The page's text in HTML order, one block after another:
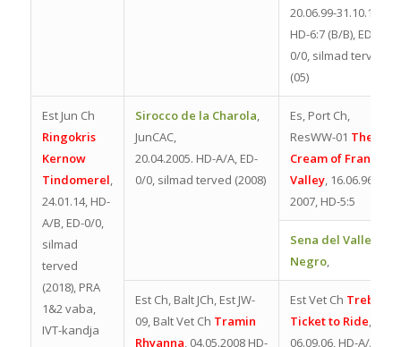
20.06.99-31.10.11,
HD-6:7 (B/B), ED-
0/0, silmad terved
(05)
Est Jun Ch
Ringokris
Kernow
Tindomerel,
24.01.14, HD-
A/B, ED-0/0,
silmad
terved
(2018), PRA
1&2 vaba,
IVT-kandja
Sirocco de la Charola,
JunCAC,
20.04.2005. HD-A/A, ED-
0/0, silmad terved (2008)
Es, Port Ch,
ResWW-01 The
Cream of Francos
Valley, 16.06.96-
2007, HD-5:5
Sena del Valle
Negro,
Est Ch, Balt JCh, Est JW-
09, Balt Vet Ch Tramin
Rhyanna, 04.05.2008 HD-
Est Vet Ch Trebell
Ticket to Ride,
06.09.06, HD-A/A;